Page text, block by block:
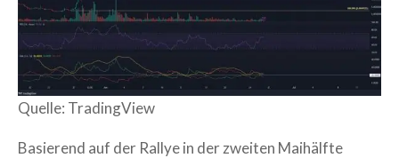
Quelle: TradingView
Basierend auf der Rallye in der zweiten Maihälfte